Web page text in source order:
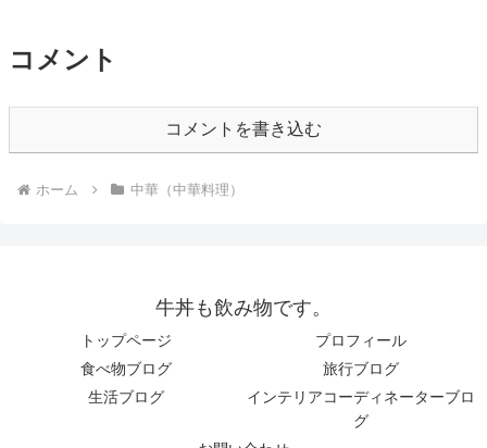
コメント
コメントを書き込む
ホーム 中華（中華料理）
牛丼も飲み物です。
トップページ
プロフィール
食べ物ブログ
旅行ブログ
生活ブログ
インテリアコーディネーターブロ
グ